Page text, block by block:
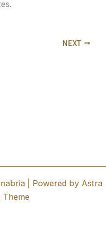
NEXT
| Powered by Astra
Theme